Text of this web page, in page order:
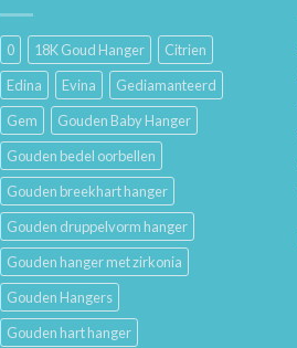
0 18K Goud Hanger
Citrien
Edina
Evina
Gediamanteerd
Gem
Gouden Baby Hanger
Gouden bedel oorbellen
Gouden breekhart hanger
Gouden druppelvorm hanger
Gouden hanger met zirkonia
Gouden Hangers
Gouden hart hanger